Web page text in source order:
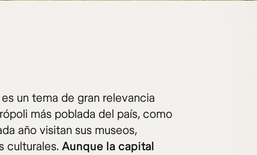
un tema de gran relevancia
más poblada del país, como
año visitan sus museos,
culturales. Aunque la capital